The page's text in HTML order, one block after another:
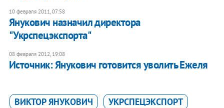
10 февраля 2011, 07:58
Янукович назначил директора
"Укрспецэкспорта"
08 февраля 2012, 19:08
Источник: Янукович готовится уволить Ежеля
ВИКТОР ЯНУКОВИЧ
УКРСПЕЦЭКСПОРТ